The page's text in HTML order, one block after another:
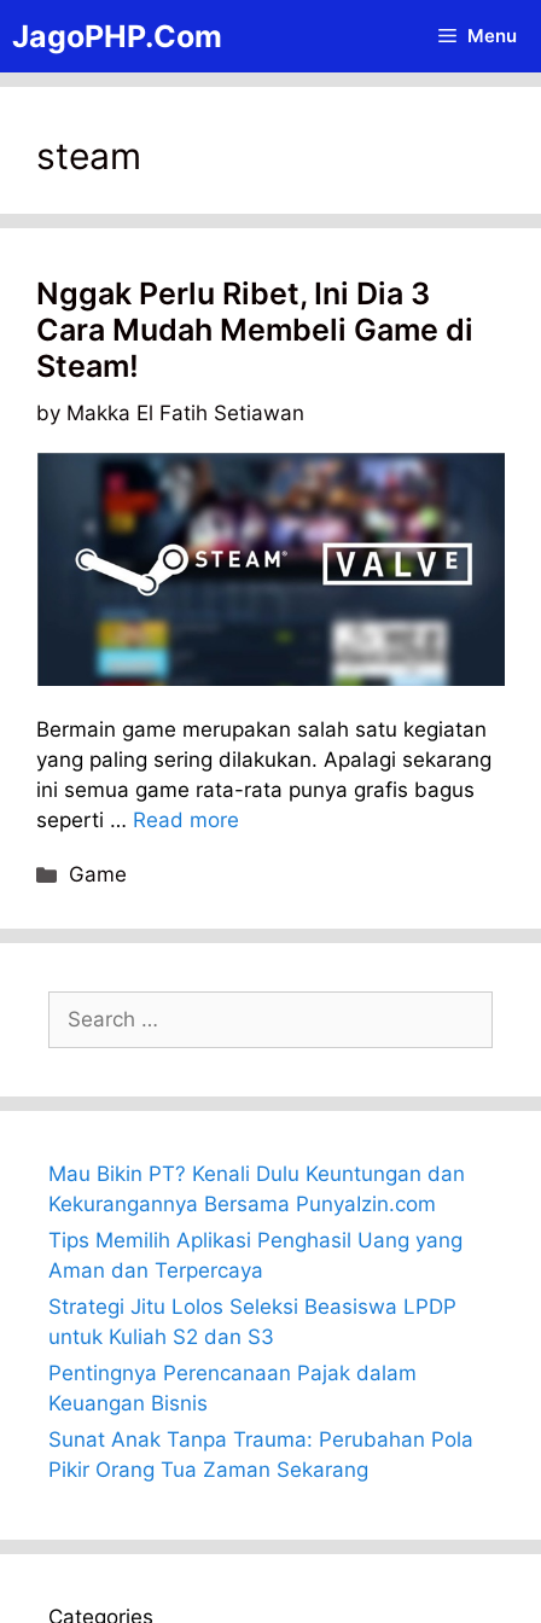
to
content
JagoPHP.Com Menu
steam
Nggak Perlu Ribet, Ini Dia 3
Cara Mudah Membeli Game di
Steam!
by Makka El Fatih Setiawan
Bermain game merupakan salah satu kegiatan
yang paling sering dilakukan. Apalagi sekarang
ini semua game rata-rata punya grafis bagus
seperti … Read more
Categories
Game
Search
for:
Mau Bikin PT? Kenali Dulu Keuntungan dan
Kekurangannya Bersama PunyaIzin.com
Tips Memilih Aplikasi Penghasil Uang yang
Aman dan Terpercaya
Strategi Jitu Lolos Seleksi Beasiswa LPDP
untuk Kuliah S2 dan S3
Pentingnya Perencanaan Pajak dalam
Keuangan Bisnis
Sunat Anak Tanpa Trauma: Perubahan Pola
Pikir Orang Tua Zaman Sekarang
Categories